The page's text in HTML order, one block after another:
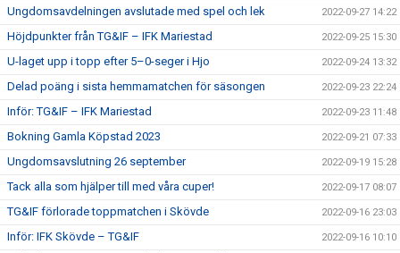
Ungdomsavdelningen avslutade med spel och lek 2022-09-27 14:22
Höjdpunkter från TG&IF – IFK Mariestad 2022-09-25 15:30
U-laget upp i topp efter 5–0-seger i Hjo 2022-09-24 13:32
Delad poäng i sista hemmamatchen för säsongen 2022-09-23 22:24
Inför: TG&IF – IFK Mariestad 2022-09-23 11:48
Bokning Gamla Köpstad 2023 2022-09-21 07:33
Ungdomsavslutning 26 september 2022-09-19 15:28
Tack alla som hjälper till med våra cuper! 2022-09-17 08:07
TG&IF förlorade toppmatchen i Skövde 2022-09-16 23:03
Inför: IFK Skövde – TG&IF 2022-09-16 10:10